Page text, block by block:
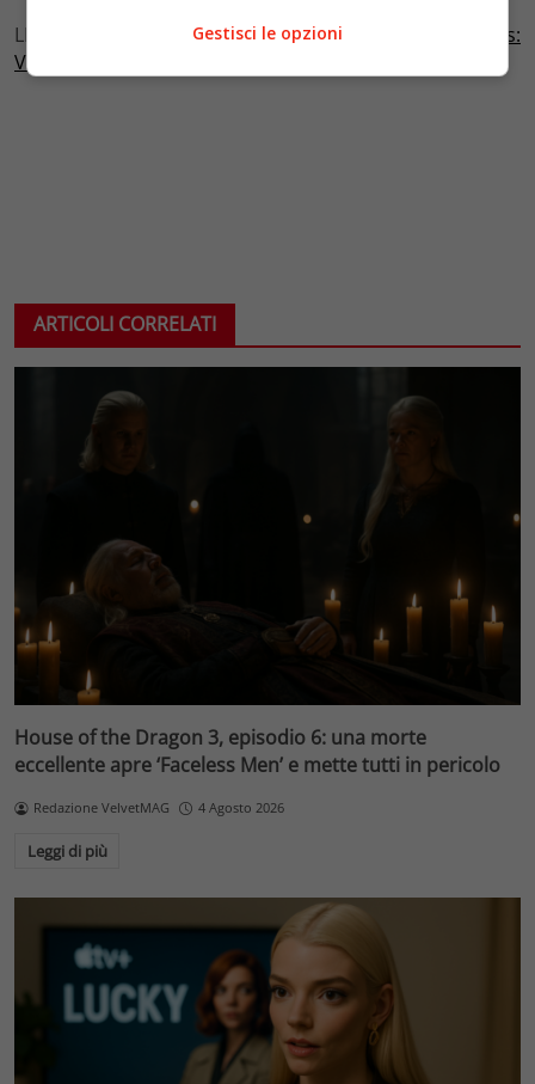
LEGGI ANCHE:
Netflix pubblica il primo trailer di “Vikings:
Valhalla”
ARTICOLI CORRELATI
House of the Dragon 3, episodio 6: una morte
eccellente apre ‘Faceless Men’ e mette tutti in pericolo
Redazione VelvetMAG 4 Agosto 2026
Leggi di più
Gestisci le opzioni